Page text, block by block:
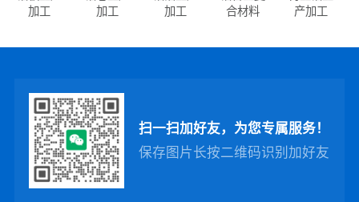
加工
加工
加工
合材料
产加工
扫一扫加好友，为您专属服务！
保存图片长按二维码识别加好友